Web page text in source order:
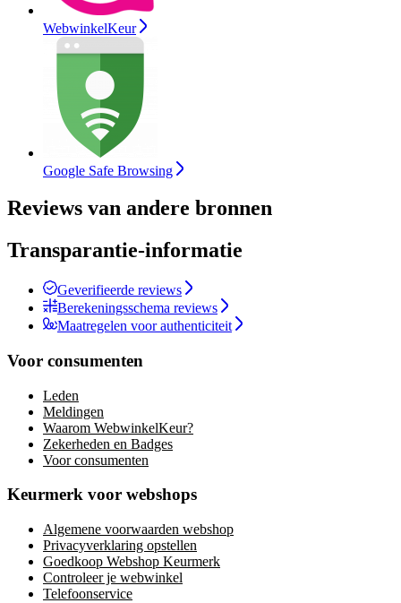
WebwinkelKeur
Google Safe Browsing
Reviews van andere bronnen
Transparantie-informatie
Geverifieerde reviews
Berekeningsschema reviews
Maatregelen voor authenticiteit
Voor consumenten
Leden
Meldingen
Waarom WebwinkelKeur?
Zekerheden en Badges
Voor consumenten
Keurmerk voor webshops
Algemene voorwaarden webshop
Privacyverklaring opstellen
Goedkoop Webshop Keurmerk
Controleer je webwinkel
Telefoonservice